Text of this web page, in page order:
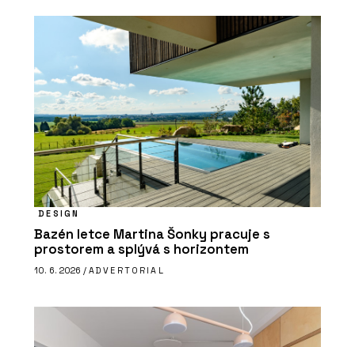
DESIGN
Bazén letce Martina Šonky pracuje s
prostorem a splývá s horizontem
10. 6. 2026 / ADVERTORIAL